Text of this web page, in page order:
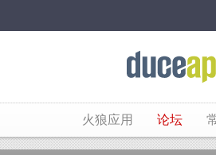
火狼应用 论坛